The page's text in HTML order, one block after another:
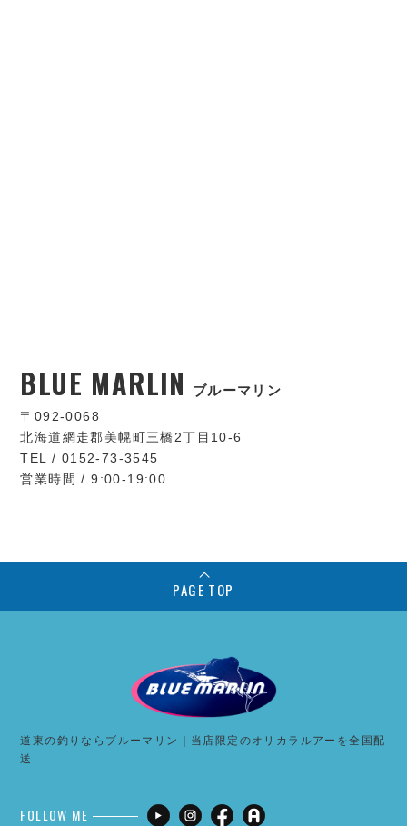
BLUE MARLIN ブルーマリン
〒092-0068
北海道網走郡美幌町三橋2丁目10-6
TEL / 0152-73-3545
営業時間 / 9:00-19:00
PAGE TOP
道東の釣りならブルーマリン｜当店限定のオリカラルアーを全国配
送
FOLLOW ME